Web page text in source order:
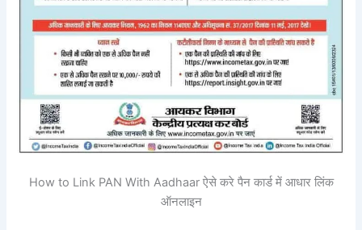
How to Link PAN With Aadhaar ऐसे करे पैन कार्ड में आधार लिंक
ऑनलाइन